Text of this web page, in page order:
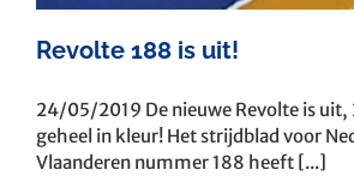
Revolte 188 is uit!
24/05/2019 De nieuwe Revolte is uit,
geheel in kleur! Het strijdblad voor
Vlaanderen nummer 188 heeft [...]